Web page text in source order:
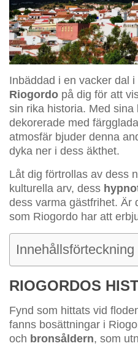
Inbäddad i en vacker dal
Riogordo på dig för att
sin rika historia. Med
dekorerade med
atmosfär bjuder denna
dyka ner i dess äkthet.
Låt dig förtrollas av dess
kulturella arv, dess
dess varma gästfrihet. Är
som Riogordo har att
Innehållsförteckning
RIOGORDOS
Fynd som hittats vid
fanns bosättningar i
och bronsåldern, som